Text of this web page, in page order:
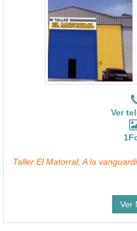
Ver
Taller El Matorral, A la
Ver